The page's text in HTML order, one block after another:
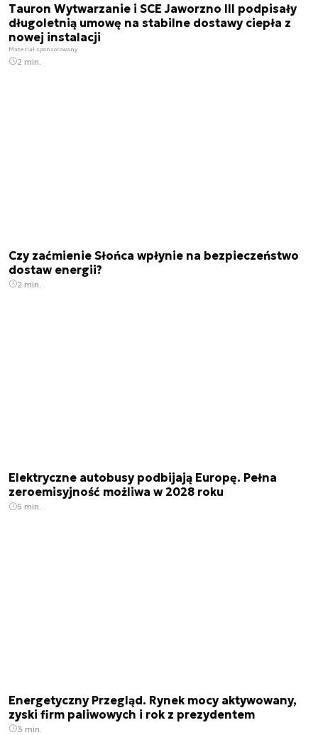
Tauron Wytwarzanie i SCE Jaworzno III podpisały
długoletnią umowę na stabilne dostawy ciepła z
nowej instalacji
Materiał sponsorowany
2 min.
Czy zaćmienie Słońca wpłynie na bezpieczeństwo
dostaw energii?
2 min.
Elektryczne autobusy podbijają Europę. Pełna
zeroemisyjność możliwa w 2028 roku
5 min.
Energetyczny Przegląd. Rynek mocy aktywowany,
zyski firm paliwowych i rok z prezydentem
3 min.